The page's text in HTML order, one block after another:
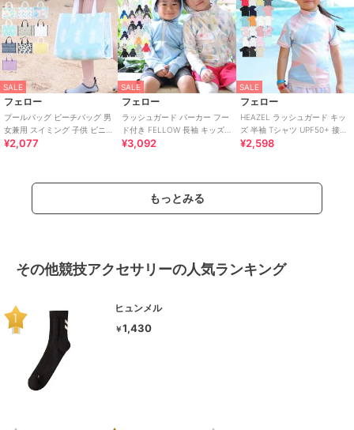
SALE
フェロー
プールバッグ ビーチバッグ 男
女兼用 スイミング 子供 ビニー
ルバッグ スイムバッグ 水泳バ
¥2,077
SALE
フェロー
ラッシュガード パーカー フー
ド付き FELLOW 長袖 キッズ
UPF50+ 速乾 接触冷感
¥3,092
SALE
フェロー
HEAZEL ラッシュガード キッ
ズ 半袖 Tシャツ UPF50+ 接触
冷感 UVカット98％
¥2,598
もっとみる
その他競技アクセサリーの人気ランキング
ヒュンメル
￥1,430